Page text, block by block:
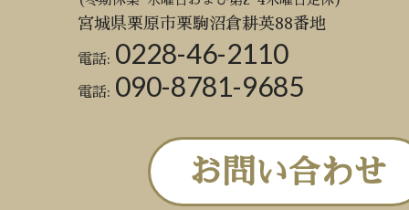
宮城県栗原市栗駒沼倉耕英88番地
電話: 0228-46-2110
電話: 090-8781-9685
お問い合わせ